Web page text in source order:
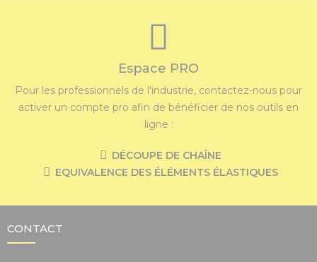
Espace PRO
Pour les professionnels de l'industrie, contactez-nous pour
activer un compte pro afin de bénéficier de nos outils en
ligne :
DÉCOUPE DE CHAÎNE
EQUIVALENCE DES ÉLÉMENTS ÉLASTIQUES
CONTACT